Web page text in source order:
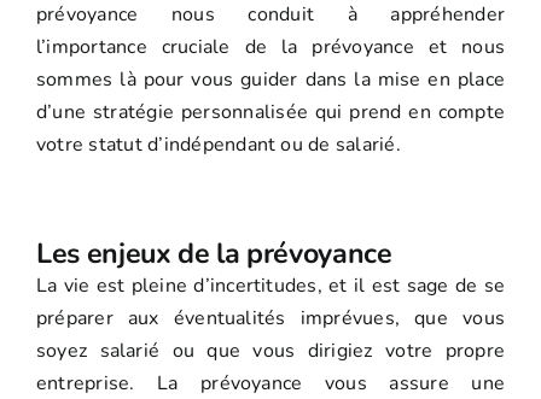
prévoyance nous conduit à appréhender
l’importance cruciale de la prévoyance et nous
sommes là pour vous guider dans la mise en place
d’une stratégie personnalisée qui prend en compte
votre statut d’indépendant ou de salarié.
Les enjeux de la prévoyance
La vie est pleine d’incertitudes, et il est sage de se
préparer aux éventualités imprévues, que vous
soyez salarié ou que vous dirigiez votre propre
entreprise. La prévoyance vous assure une